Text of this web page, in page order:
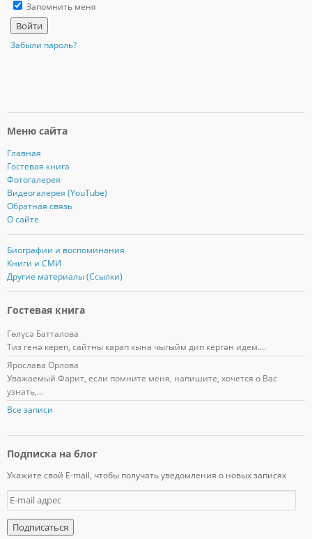
Запомнить меня
Забыли пароль?
Меню сайта
Главная
Гостевая книга
Фотогалерея
Видеогалерея (YouTube)
Обратная связь
О сайте
Биографии и воспоминания
Книги и СМИ
Другие материалы (Ссылки)
Гостевая книга
Гөлүсә Батталова
Тиз генә кереп, сайтны карап кына чыгыйм дип кергән идем....
Ярослава Орлова
Уважаемый Фарит, если помните меня, напишите, хочется о Вас
узнать,...
Все записи
Подписка на блог
Укажите свой E-mail, чтобы получать уведомления о новых записях
E
-
m
a